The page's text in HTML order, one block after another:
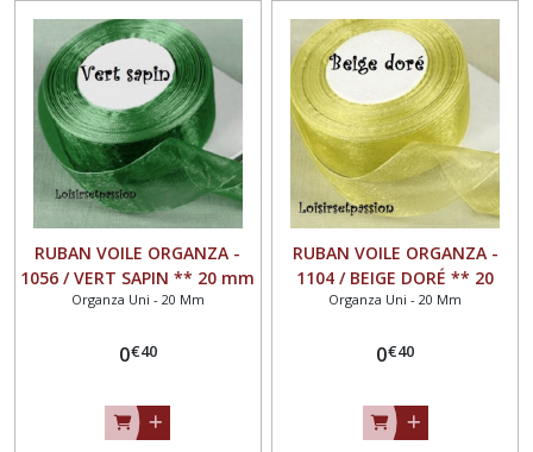
RUBAN VOILE ORGANZA -
1056 / VERT SAPIN ** 20 mm
** Vendu au mètre -
Organza Uni - 20 Mm
0€40
RUBAN VOILE ORGANZA -
1104 / BEIGE DORÉ ** 20
mm ** Vendu au mètre -
Organza Uni - 20 Mm
0€40